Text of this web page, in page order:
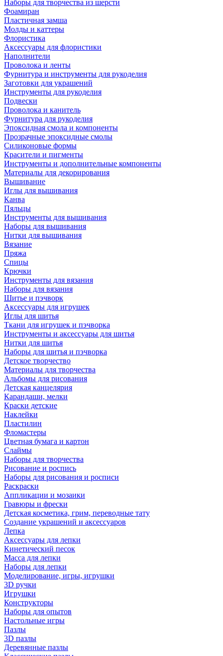
Наборы для творчества из шерсти
Фоамиран
Пластичная замша
Молды и каттеры
Флористика
Аксессуары для флористики
Наполнители
Проволока и ленты
Фурнитура и инструменты для рукоделия
Заготовки для украшений
Инструменты для рукоделия
Подвески
Проволока и канитель
Фурнитура для рукоделия
Эпоксидная смола и компоненты
Прозрачные эпоксидные смолы
Силиконовые формы
Красители и пигменты
Инструменты и дополнительные компоненты
Материалы для декорирования
Вышивание
Иглы для вышивания
Канва
Пяльцы
Инструменты для вышивания
Наборы для вышивания
Нитки для вышивания
Вязание
Пряжа
Спицы
Крючки
Инструменты для вязания
Наборы для вязания
Шитье и пэчворк
Аксессуары для игрушек
Иглы для шитья
Ткани для игрушек и пэчворка
Инструменты и аксессуары для шитья
Нитки для шитья
Наборы для шитья и пэчворка
Детское творчество
Материалы для творчества
Альбомы для рисования
Детская канцелярия
Карандаши, мелки
Краски детские
Наклейки
Пластилин
Фломастеры
Цветная бумага и картон
Слаймы
Наборы для творчества
Рисование и роспись
Наборы для рисования и росписи
Раскраски
Аппликации и мозаики
Гравюры и фрески
Детская косметика, грим, переводные тату
Создание украшений и аксессуаров
Лепка
Аксессуары для лепки
Кинетический песок
Масса для лепки
Наборы для лепки
Моделирование, игры, игрушки
3D ручки
Игрушки
Конструкторы
Наборы для опытов
Настольные игры
Пазлы
3D пазлы
Деревянные пазлы